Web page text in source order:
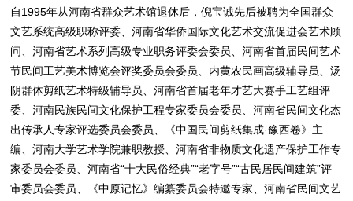
自1995年从河南省群众艺术馆退休后，倪宝诚先后被聘为全国群众
文艺系统高级职称评委、河南省华侨国际文化艺术交流促进会艺术顾
问、河南省艺术系列高级专业职务评委会委员、河南省首届民间艺术
节民间工艺美术博览会评奖委员会委员、内黄农民画高级辅导员、汤
阴群体剪纸艺术特级辅导员、河南省首届老年才艺大赛手工艺组评
委、河南民族民间文化保护工程专家委员会委员、河南省民间文化杰
出传承人专家评选委员会委员、《中国民间剪纸集成·豫西卷》主
编、河南大学艺术学院兼职教授、河南省非物质文化遗产保护工作专
家委员会委员、河南省“十大民俗经典”“老字号”“古民居民间建筑”评
审委员会委员、《中原记忆》编纂委员会特邀专家、河南省民间文艺